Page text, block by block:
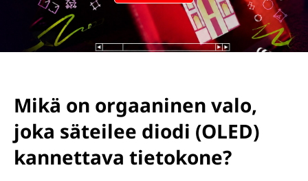
Mikä on orgaaninen valo,
joka säteilee diodi (OLED)
kannettava tietokone?